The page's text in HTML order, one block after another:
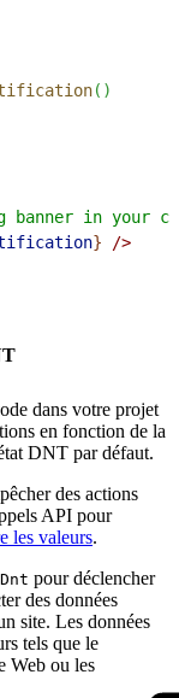
( )
banner in your
} />
dans votre projet
en fonction de la
DNT par défaut.
des actions
API pour
les valeurs.
pour déclencher
des données
site. Les données
tels que le
Web ou les